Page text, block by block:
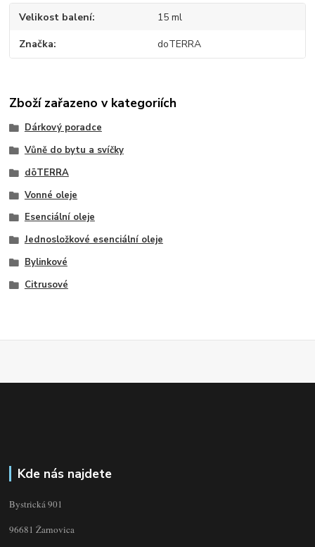
Velikost balení 15 ml
Značka doTERRA
Zboží zařazeno v kategoriích
Dárkový poradce
Vůně do bytu a svíčky
dōTERRA
Vonné oleje
Esenciální oleje
Jednosložkové esenciální oleje
Bylinkové
Citrusové
Kde nás najdete
Bystrická 901
96681 Žarnovica